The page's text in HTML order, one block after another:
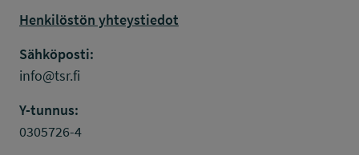
Henkilöstön yhteystiedot
Sähköposti:
info@tsr.fi
Y-tunnus:
0305726-4